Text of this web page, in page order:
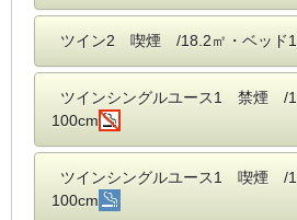
ツイン2 喫煙 /18.2㎡・ベッド
ツインシングルユース1 禁煙 /
100cm
ツインシングルユース1 喫煙 /
100cm